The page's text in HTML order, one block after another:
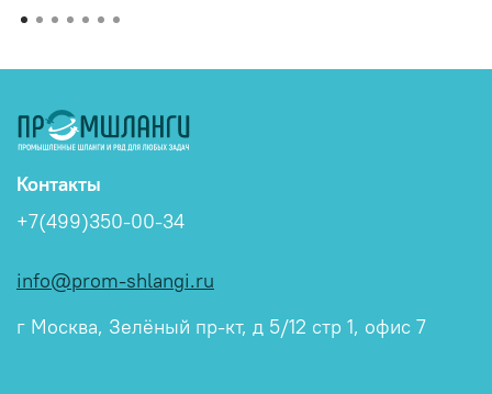
Контакты
+7(499)350-00-34
info@prom-shlangi.ru
г Москва, Зелёный пр-кт, д 5/12 стр 1, офис 7